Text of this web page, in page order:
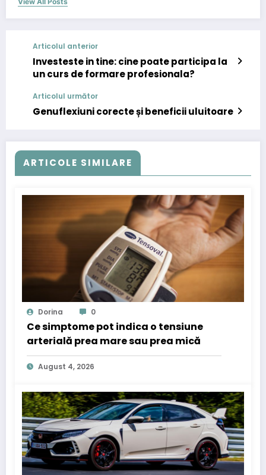
Articolul anterior
Investeste in tine: cine poate participa la
un curs de formare profesionala?
Articolul următor
Genuflexiuni corecte și beneficii uluitoare
ARTICOLE SIMILARE
Dorina 0
Ce simptome pot indica o tensiune
arterială prea mare sau prea mică
August 4, 2026